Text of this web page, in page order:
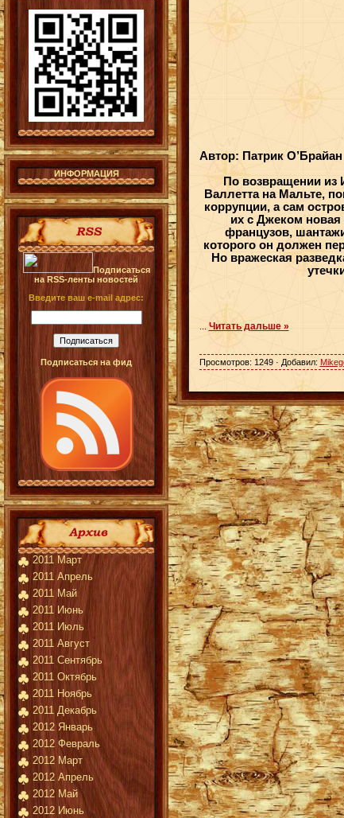
ИНФОРМАЦИЯ
Подписаться
на RSS-ленты новостей
Введите ваш e-mail адрес:
Подписаться на фид
2011 Март
2011 Апрель
2011 Май
2011 Июнь
2011 Июль
2011 Август
2011 Сентябрь
2011 Октябрь
2011 Ноябрь
2011 Декабрь
2012 Январь
2012 Февраль
2012 Март
2012 Апрель
2012 Май
2012 Июнь
Автор: Патрик О’Брайан
По возвращении
Валлетта на Мальте,
коррупции, а сам
их с Джеком
французов,
которого он должен
Но вражеская
Читать дальше »
Просмотров: 1249 · Добавил: